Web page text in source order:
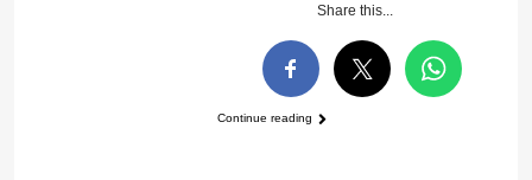
Share this...
Continue reading